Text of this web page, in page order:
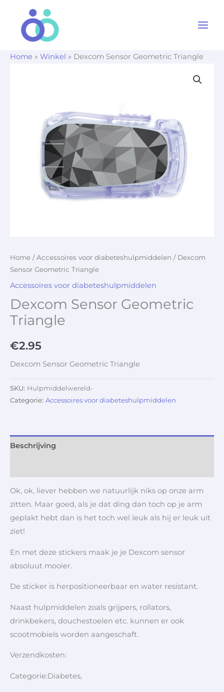
Home » Winkel » Dexcom Sensor Geometric Triangle
Home /Accessoires voor diabeteshulpmiddelen / Dexcom
Sensor Geometric Triangle
Accessoires voor diabeteshulpmiddelen
Dexcom Sensor Geometric
Triangle
€2.95
Dexcom Sensor Geometric Triangle
SKU: Hulpmiddelwereld-
Categorie: Accessoires voor diabeteshulpmiddelen
Beschrijving
Ok, ok, liever hebben we natuurlijk niks op onze arm
zitten. Maar goed, als je dat ding dan toch op je arm
geplakt hebt dan is het toch wel leuk als hij er leuk uit
ziet!
En met deze stickers maak je je Dexcom sensor
absoluut mooier.
De sticker is herpositioneerbaar en water resistant.
Naast hulpmiddelen zoals grijpers, rollators,
drinkbekers, douchestoelen etc. kunnen er ook
scootmobiels worden aangeschaft.
Verzendkosten:
Categorie:Diabetes,